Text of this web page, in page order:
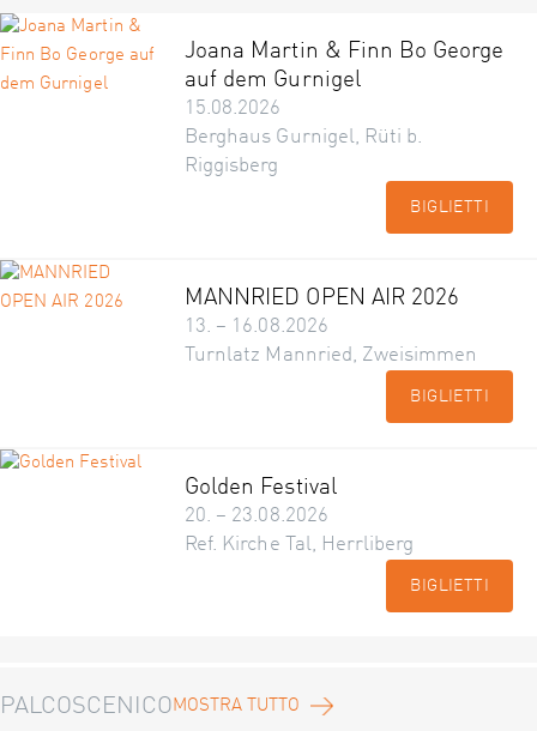
Joana Martin & Finn Bo George
auf dem Gurnigel
15.08.2026
Berghaus Gurnigel, Rüti b.
Riggisberg
BIGLIETTI
MANNRIED OPEN AIR 2026
13. – 16.08.2026
Turnlatz Mannried, Zweisimmen
BIGLIETTI
Golden Festival
20. – 23.08.2026
Ref. Kirche Tal, Herrliberg
BIGLIETTI
PALCOSCENICOMOSTRA TUTTO